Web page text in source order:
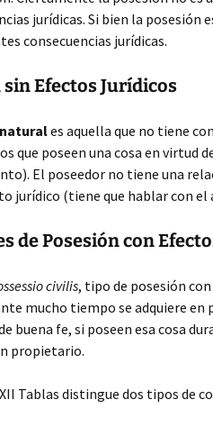
jurídicas. Si bien la posesión
consecuencias jurídicas.
sin Efectos Jurídicos
naturales aquella que no tiene
que poseen una cosa en virtud
El poseedor no tiene una
jurídico (tiene que hablar con
de Posesión con
civilis, tipo de posesión
mucho tiempo se adquiere en
buena fe, si poseen esa cosa
propietario.
Tablas distingue dos tipos de